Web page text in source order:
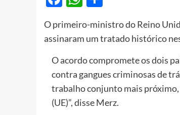
O primeiro-ministro do Reino
assinaram um tratado histórico
O acordo compromete os dois
contra gangues criminosas de
trabalho conjunto mais
(UE)”, disse Merz.